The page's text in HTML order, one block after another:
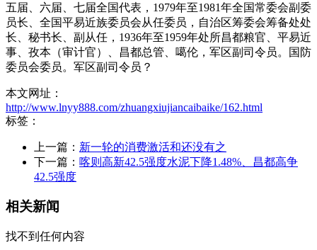
五届、六届、七届全国代表，1979年至1981年全国常委会副委
员长、全国平易近族委员会从任委员，自治区筹委会筹备处处
长、秘书长、副从任，1936年至1959年处所昌都粮官、平易近
事、孜本（审计官）、昌都总管、噶伦，军区副司令员。国防
委员会委员。军区副司令员？
本文网址：
http://www.lnyy888.com/zhuangxiujiancaibaike/162.html
标签：
上一篇： 新一轮的消费激活和还没有之
下一篇： 喀则高新42.5强度水泥下降1.48%、昌都高争
42.5强度
相关新闻
找不到任何内容